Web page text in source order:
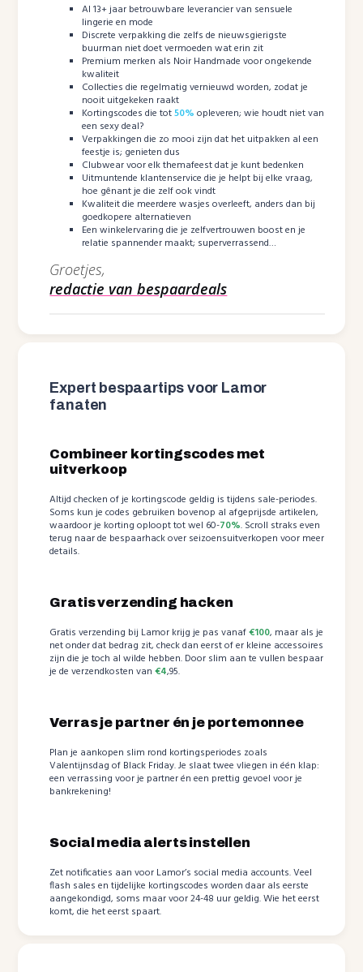
Al 13+ jaar betrouwbare leverancier van sensuele
lingerie en mode
Discrete verpakking die zelfs de nieuwsgierigste
buurman niet doet vermoeden wat erin zit
Premium merken als Noir Handmade voor ongekende
kwaliteit
Collecties die regelmatig vernieuwd worden, zodat je
nooit uitgekeken raakt
Kortingscodes die tot50% opleveren; wie houdt niet van
een sexy deal?
Verpakkingen die zo mooi zijn dat het uitpakken al een
feestje is; genieten dus
Clubwear voor elk themafeest dat je kunt bedenken
Uitmuntende klantenservice die je helpt bij elke vraag,
hoe gênant je die zelf ook vindt
Kwaliteit die meerdere wasjes overleeft, anders dan bij
goedkopere alternatieven
Een winkelervaring die je zelfvertrouwen boost en je
relatie spannender maakt; superverrassend…
Groetjes,
redactie van bespaardeals
Expert bespaartips voor Lamor
fanaten
Combineer kortingscodes met
uitverkoop
Altijd checken of je kortingscode geldig is tijdens sale-periodes.
Soms kun je codes gebruiken bovenop al afgeprijsde artikelen,
waardoor je korting oploopt tot wel 60-70%. Scroll straks even
terug naar de bespaarhack over seizoensuitverkopen voor meer
details.
Gratis verzending hacken
Gratis verzending bij Lamor krijg je pas vanaf€100, maar als je
net onder dat bedrag zit, check dan eerst of er kleine accessoires
zijn die je toch al wilde hebben. Door slim aan te vullen bespaar
je de verzendkosten van€4,95.
Verras je partner én je portemonnee
Plan je aankopen slim rond kortingsperiodes zoals
Valentijnsdag of Black Friday. Je slaat twee vliegen in één klap:
een verrassing voor je partner én een prettig gevoel voor je
bankrekening!
Social media alerts instellen
Zet notificaties aan voor Lamor’s social media accounts. Veel
flash sales en tijdelijke kortingscodes worden daar als eerste
aangekondigd, soms maar voor 24-48 uur geldig. Wie het eerst
komt, die het eerst spaart.